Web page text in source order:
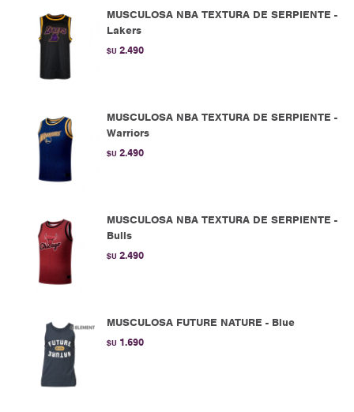
MUSCULOSA NBA TEXTURA DE SERPIENTE -
Lakers
$U 2.490
MUSCULOSA NBA TEXTURA DE SERPIENTE -
Warriors
$U 2.490
MUSCULOSA NBA TEXTURA DE SERPIENTE -
Bulls
$U 2.490
MUSCULOSA FUTURE NATURE - Blue
$U 1.690